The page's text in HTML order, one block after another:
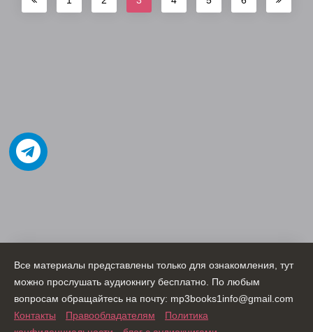
Все материалы представлены только для ознакомления, тут
можно прослушать аудиокнигу бесплатно. По любым
вопросам обращайтесь на почту: mp3books1info@gmail.com
Контакты
Правообладателям
Политика